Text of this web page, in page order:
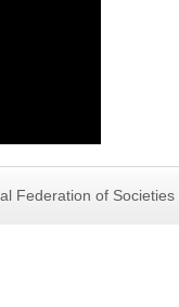
Federation of